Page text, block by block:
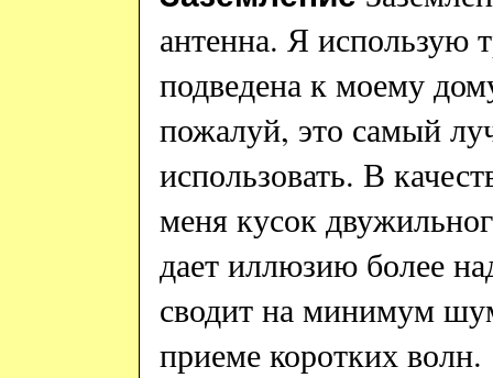
антенна. Я использую
подведена к моему
пожалуй, это самый
использовать. В
меня кусок
дает иллюзию более
сводит на минимум
приеме коротких волн.